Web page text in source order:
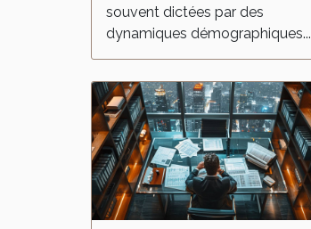
souvent dictées par des
dynamiques démographiques...